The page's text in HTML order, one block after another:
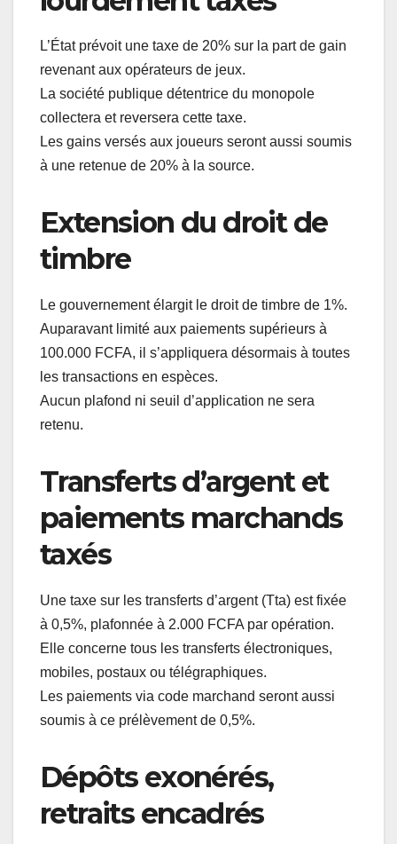
L’État prévoit une taxe de 20% sur la part de gain
revenant aux opérateurs de jeux.
La société publique détentrice du monopole
collectera et reversera cette taxe.
Les gains versés aux joueurs seront aussi soumis
à une retenue de 20% à la source.
Extension du droit de
timbre
Le gouvernement élargit le droit de timbre de 1%.
Auparavant limité aux paiements supérieurs à
100.000 FCFA, il s’appliquera désormais à toutes
les transactions en espèces.
Aucun plafond ni seuil d’application ne sera
retenu.
Transferts d’argent et
paiements marchands
taxés
Une taxe sur les transferts d’argent (Tta) est fixée
à 0,5%, plafonnée à 2.000 FCFA par opération.
Elle concerne tous les transferts électroniques,
mobiles, postaux ou télégraphiques.
Les paiements via code marchand seront aussi
soumis à ce prélèvement de 0,5%.
Dépôts exonérés,
retraits encadrés